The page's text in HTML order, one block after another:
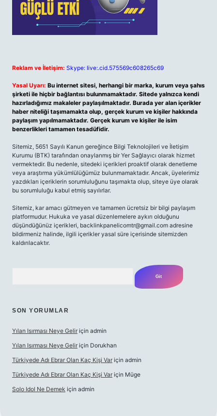
Reklam ve İletişim: Skype: live:.cid.575569c608265c69
Yasal Uyarı: Bu internet sitesi, herhangi bir marka, kurum veya şahıs
şirketi ile hiçbir bağlantısı bulunmamaktadır. Sitede yalnızca kendi
hazırladığımız makaleler paylaşılmaktadır. Burada yer alan içerikler
haber niteliği taşımamakta olup, gerçek kurum ve kişiler hakkında
paylaşım yapılmamaktadır. Gerçek kurum ve kişiler ile isim
benzerlikleri tamamen tesadüfidir.
Sitemiz, 5651 Sayılı Kanun gereğince Bilgi Teknolojileri ve İletişim
Kurumu (BTK) tarafından onaylanmış bir Yer Sağlayıcı olarak hizmet
vermektedir. Bu nedenle, sitedeki içerikleri proaktif olarak denetleme
veya araştırma yükümlülüğümüz bulunmamaktadır. Ancak, üyelerimiz
yazdıkları içeriklerin sorumluluğunu taşımakta olup, siteye üye olarak
bu sorumluluğu kabul etmiş sayılırlar.
Sitemiz, kar amacı gütmeyen ve tamamen ücretsiz bir bilgi paylaşım
platformudur. Hukuka ve yasal düzenlemelere aykırı olduğunu
düşündüğünüz içerikleri, backlinkpanelicomtr@gmail.com adresine
bildirmeniz halinde, ilgili içerikler yasal süre içerisinde sitemizden
kaldırılacaktır.
SON YORUMLAR
Yılan Isırması Neye Gelir için admin
Yılan Isırması Neye Gelir için Dorukhan
Türkiyede Adı Ebrar Olan Kaç Kişi Var için admin
Türkiyede Adı Ebrar Olan Kaç Kişi Var için Müge
Solo Idol Ne Demek için admin